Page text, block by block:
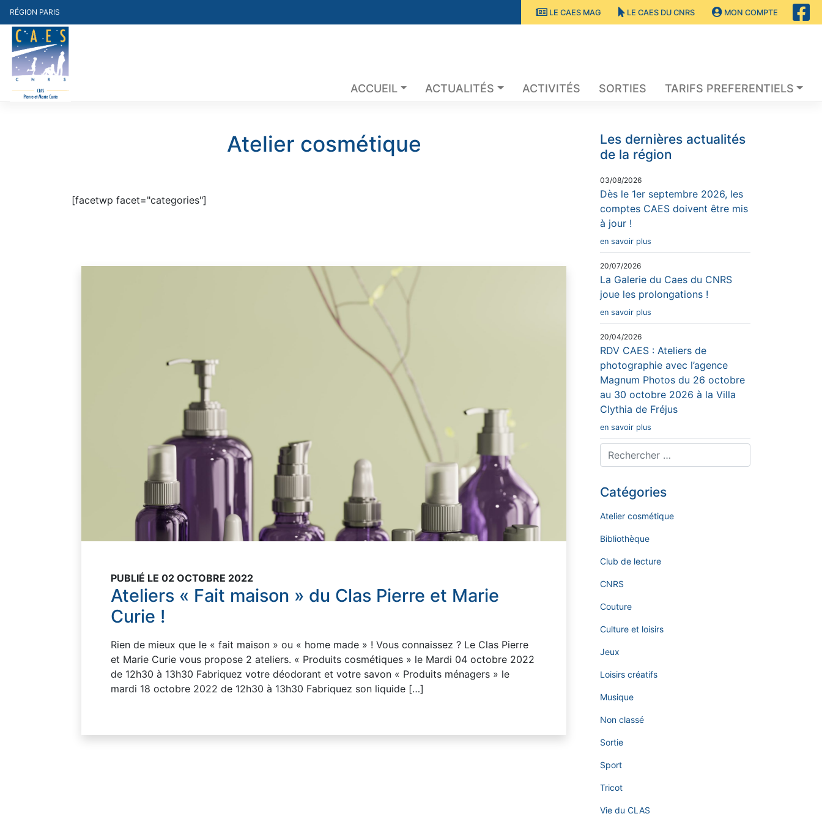
Skip
to
content
RÉGION PARIS LE CAES MAG LE CAES DU CNRS MON COMPTE
ACCUEIL ACTUALITÉS ACTIVITÉS SORTIES TARIFS PREFERENTIELS
Atelier cosmétique
[facetwp facet="categories"]
PUBLIÉ LE 02 OCTOBRE 2022
Ateliers « Fait maison » du Clas Pierre et Marie
Curie !
Rien de mieux que le « fait maison » ou « home made » ! Vous connaissez ? Le Clas Pierre
et Marie Curie vous propose 2 ateliers. « Produits cosmétiques » le Mardi 04 octobre 2022
de 12h30 à 13h30 Fabriquez votre déodorant et votre savon « Produits ménagers » le
mardi 18 octobre 2022 de 12h30 à 13h30 Fabriquez son liquide […]
Les dernières actualités
de la région
03/08/2026
Dès le 1er septembre 2026, les
comptes CAES doivent être mis
à jour !
en savoir plus
20/07/2026
La Galerie du Caes du CNRS
joue les prolongations !
en savoir plus
20/04/2026
RDV CAES : Ateliers de
photographie avec l’agence
Magnum Photos du 26 octobre
au 30 octobre 2026 à la Villa
Clythia de Fréjus
en savoir plus
Catégories
Atelier cosmétique
Bibliothèque
Club de lecture
CNRS
Couture
Culture et loisirs
Jeux
Loisirs créatifs
Musique
Non classé
Sortie
Sport
Tricot
Vie du CLAS